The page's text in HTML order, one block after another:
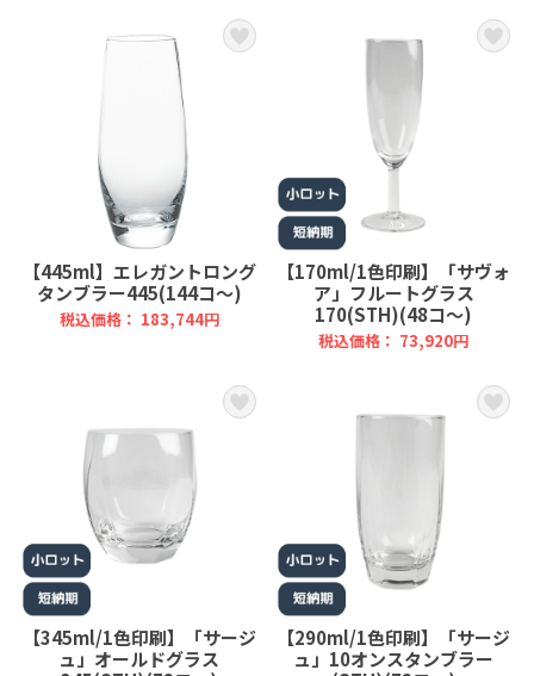
【445ml】エレガントロング
タンブラー445(144コ～)
税込価格： 183,744円
【170ml/1色印刷】「サヴォ
ア」フルートグラス
170(STH)(48コ～)
税込価格： 73,920円
【345ml/1色印刷】「サージ
ュ」オールドグラス
【290ml/1色印刷】「サージ
ュ」10オンスタンブラー